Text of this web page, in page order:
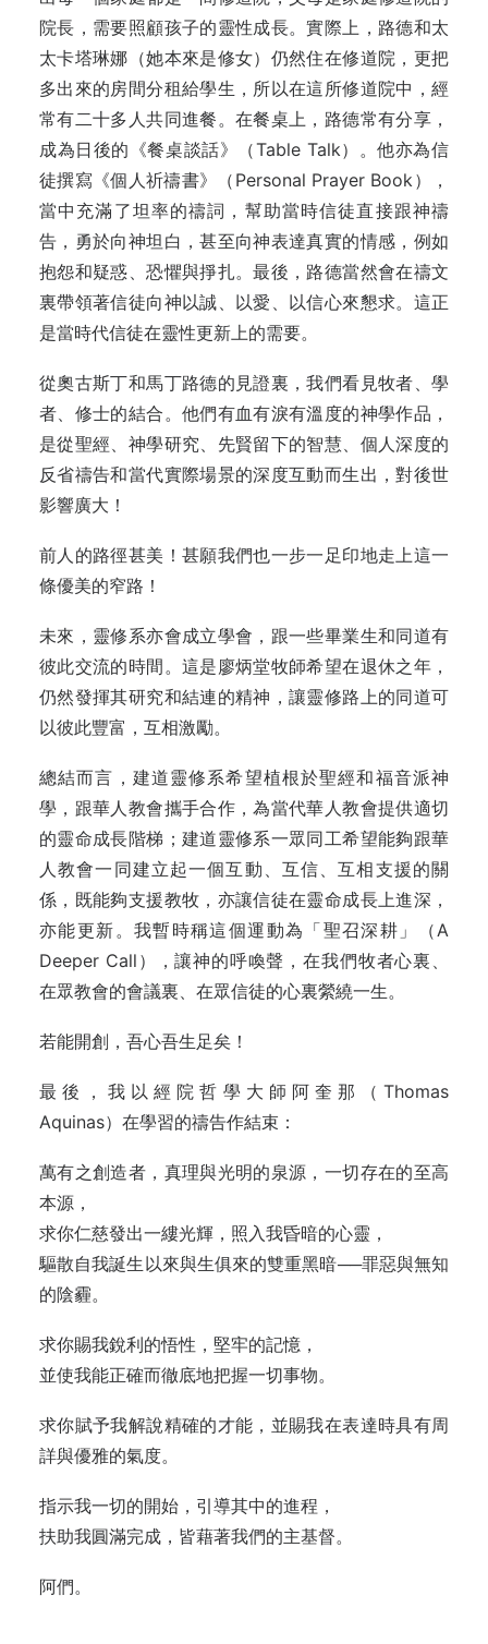
院長，需要照顧孩子的靈性成長。實際上，路德和太
太卡塔琳娜（她本來是修女）仍然住在修道院，更把
多出來的房間分租給學生，所以在這所修道院中，經
常有二十多人共同進餐。在餐桌上，路德常有分享，
成為日後的《餐桌談話》（Table Talk）。他亦為信
徒撰寫《個人祈禱書》（Personal Prayer Book），
當中充滿了坦率的禱詞，幫助當時信徒直接跟神禱
告，勇於向神坦白，甚至向神表達真實的情感，例如
抱怨和疑惑、恐懼與掙扎。最後，路德當然會在禱文
裏帶領著信徒向神以誠、以愛、以信心來懇求。這正
是當時代信徒在靈性更新上的需要。
從奧古斯丁和馬丁路德的見證裏，我們看見牧者、學
者、修士的結合。他們有血有淚有溫度的神學作品，
是從聖經、神學研究、先賢留下的智慧、個人深度的
反省禱告和當代實際場景的深度互動而生出，對後世
影響廣大！
前人的路徑甚美！甚願我們也一步一足印地走上這一
條優美的窄路！
未來，靈修系亦會成立學會，跟一些畢業生和同道有
彼此交流的時間。這是廖炳堂牧師希望在退休之年，
仍然發揮其研究和結連的精神，讓靈修路上的同道可
以彼此豐富，互相激勵。
總結而言，建道靈修系希望植根於聖經和福音派神
學，跟華人教會攜手合作，為當代華人教會提供適切
的靈命成長階梯；建道靈修系一眾同工希望能夠跟華
人教會一同建立起一個互動、互信、互相支援的關
係，既能夠支援教牧，亦讓信徒在靈命成長上進深，
亦能更新。我暫時稱這個運動為「聖召深耕」（A
Deeper Call），讓神的呼喚聲，在我們牧者心裏、
在眾教會的會議裏、在眾信徒的心裏縈繞一生。
若能開創，吾心吾生足矣！
最後，我以經院哲學大師阿奎那（Thomas
Aquinas）在學習的禱告作結束：
萬有之創造者，真理與光明的泉源，一切存在的至高
本源，
求你仁慈發出一縷光輝，照入我昏暗的心靈，
驅散自我誕生以來與生俱來的雙重黑暗──罪惡與無知
的陰霾。
求你賜我銳利的悟性，堅牢的記憶，
並使我能正確而徹底地把握一切事物。
求你賦予我解說精確的才能，並賜我在表達時具有周
詳與優雅的氣度。
指示我一切的開始，引導其中的進程，
扶助我圓滿完成，皆藉著我們的主基督。
阿們。